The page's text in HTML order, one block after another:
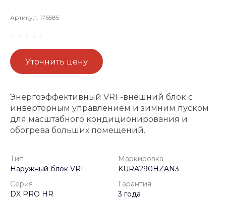
Артикул: 176585
Уточнить цену
Энергоэффективный VRF-внешний блок с
инверторным управлением и зимним пуском
для масштабного кондиционирования и
обогрева больших помещений.
Тип
Наружный блок VRF
Маркировка
KURA290HZAN3
Серия
DX PRO HR
Гарантия
3 года